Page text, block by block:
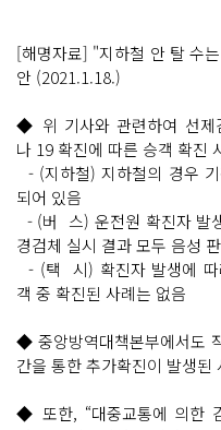
[해명자료] "지하철 안 탈 수
안 (2021.1.18.)
◆ 위 기사와 관련하여 선제
나 19 확진에 따른 승객 확진
- (지하철) 지하철의 경우
되어 있음
- (버 스) 운전원 확진자 발
경검체 실시 결과 모두 음성
- (택 시) 확진자 발생에 따
객 중 확진된 사례는 없음
◆ 중앙방역대책본부에서도
간을 통한 추가확진이 발생된
◆ 또한, “대중교통에 의한